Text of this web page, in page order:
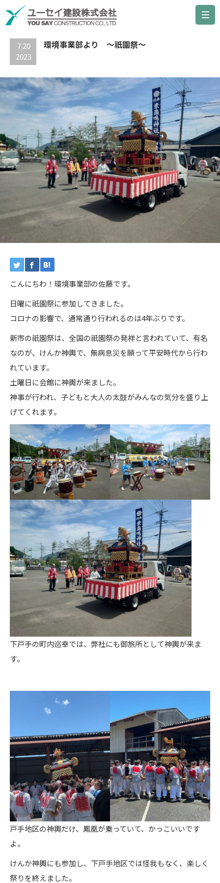
最新の記事
7.20
2023
環境事業部より ～祇園祭～
こんにちわ！環境事業部の佐藤です。
日曜に祇園祭に参加してきました。
コロナの影響で、通常通り行われるのは4年ぶりです。
新市の祇園祭は、全国の祇園祭の発祥と言われていて、有名
なのが、けんか神輿で、無病息災を願って平安時代から行わ
れています。
土曜日に会館に神輿が来ました。
神事が行われ、子どもと大人の太鼓がみんなの気分を盛り上
げてくれます。
下戸手の町内巡幸では、弊社にも御旅所として神輿が来ま
す。
戸手地区の神輿だけ、鳳凰が乗っていて、かっこいいです
よ。
けんか神輿にも参加し、下戸手地区では怪我もなく、楽しく
祭りを終えました。